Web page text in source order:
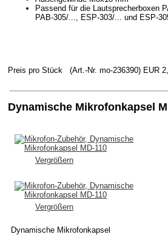
Passend für die Lautsprecherboxen
PAB-305/..., ESP-303/... und ESP-
Preis pro Stück (Art.-Nr. mo-236390) EUR
Dynamische Mikrofonkapsel
Vergrößern
Vergrößern
Dynamische Mikrofonkapsel